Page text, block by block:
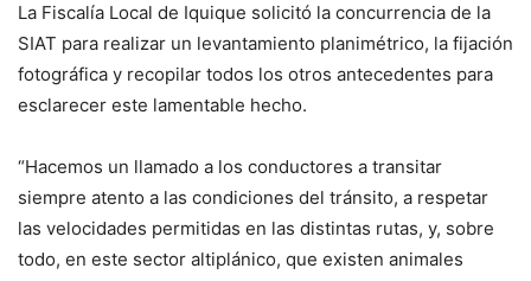
La Fiscalía Local de Iquique solicitó la concurrencia de la
SIAT para realizar un levantamiento planimétrico, la fijación
fotográfica y recopilar todos los otros antecedentes para
esclarecer este lamentable hecho.
“Hacemos un llamado a los conductores a transitar
siempre atento a las condiciones del tránsito, a respetar
las velocidades permitidas en las distintas rutas, y, sobre
todo, en este sector altiplánico, que existen animales